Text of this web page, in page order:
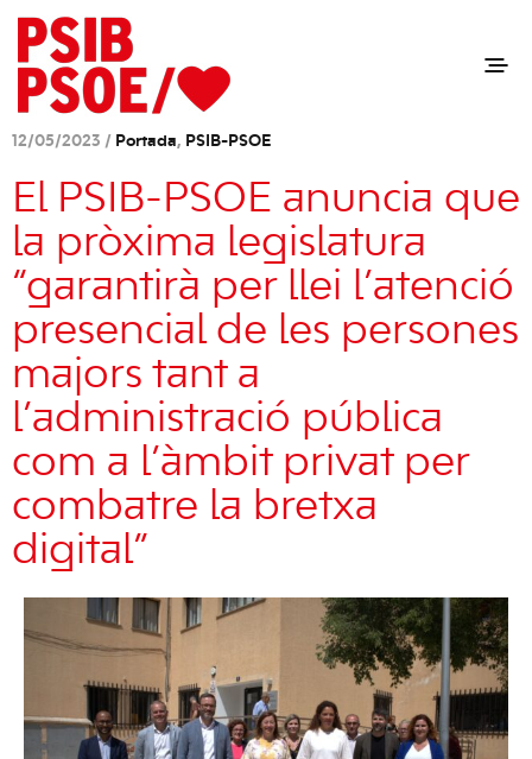
12/05/2023 / Portada, PSIB-PSOE
El PSIB-PSOE anuncia que
la pròxima legislatura
“garantirà per llei l’atenció
presencial de les persones
majors tant a
l’administració pública
com a l’àmbit privat per
combatre la bretxa
digital”